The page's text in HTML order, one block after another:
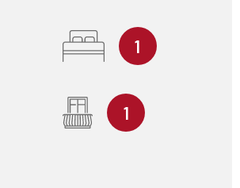
1
1